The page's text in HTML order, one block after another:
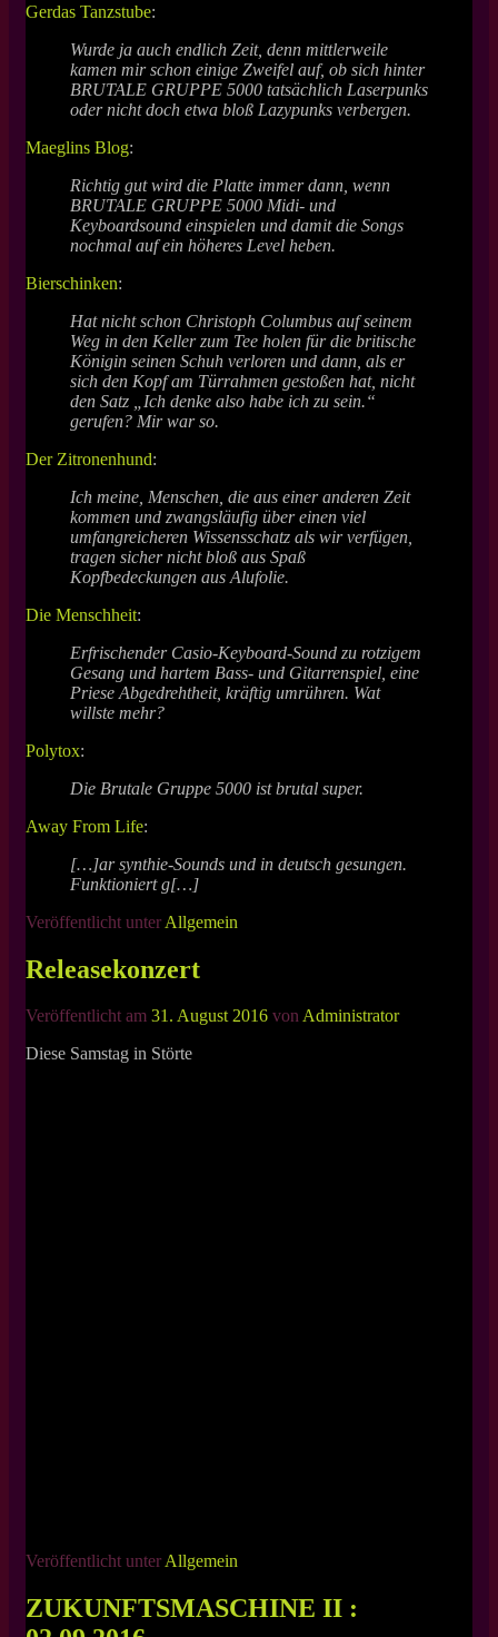
Gerdas Tanzstube:
Wurde ja auch endlich Zeit, denn mittlerweile
kamen mir schon einige Zweifel auf, ob sich hinter
BRUTALE GRUPPE 5000 tatsächlich Laserpunks
oder nicht doch etwa bloß Lazypunks verbergen.
Maeglins Blog:
Richtig gut wird die Platte immer dann, wenn
BRUTALE GRUPPE 5000 Midi- und
Keyboardsound einspielen und damit die Songs
nochmal auf ein höheres Level heben.
Bierschinken:
Hat nicht schon Christoph Columbus auf seinem
Weg in den Keller zum Tee holen für die britische
Königin seinen Schuh verloren und dann, als er
sich den Kopf am Türrahmen gestoßen hat, nicht
den Satz „Ich denke also habe ich zu sein.“
gerufen? Mir war so.
Der Zitronenhund:
Ich meine, Menschen, die aus einer anderen Zeit
kommen und zwangsläufig über einen viel
umfangreicheren Wissensschatz als wir verfügen,
tragen sicher nicht bloß aus Spaß
Kopfbedeckungen aus Alufolie.
Die Menschheit:
Erfrischender Casio-Keyboard-Sound zu rotzigem
Gesang und hartem Bass- und Gitarrenspiel, eine
Priese Abgedrehtheit, kräftig umrühren. Wat
willste mehr?
Polytox:
Die Brutale Gruppe 5000 ist brutal super.
Away From Life:
[…]ar synthie-Sounds und in deutsch gesungen.
Funktioniert g[…]
Veröffentlicht unter Allgemein
Releasekonzert
Veröffentlicht am 31. August 2016 vonAdministrator
Diese Samstag in Störte
Veröffentlicht unterAllgemein
ZUKUNFTSMASCHINE II :